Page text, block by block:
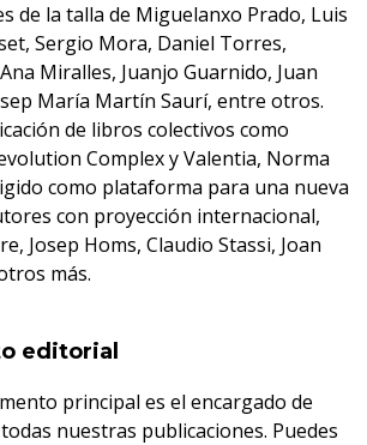
de la talla de Miguelanxo Prado, Luis
Sergio Mora, Daniel Torres,
Miralles, Juanjo Guarnido, Juan
María Martín Saurí, entre otros.
de libros colectivos como
Complex y Valentia, Norma
como plataforma para una nueva
con proyección internacional,
Josep Homs, Claudio Stassi, Joan
más.
editorial
principal es el encargado de
nuestras publicaciones. Puedes